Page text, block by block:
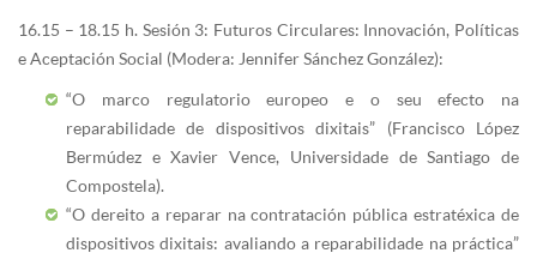
16.15 – 18.15 h. Sesión 3: Futuros Circulares: Innovación, Políticas
e Aceptación Social (Modera: Jennifer Sánchez González):
“O marco regulatorio europeo e o seu efecto na
reparabilidade de dispositivos dixitais” (Francisco López
Bermúdez e Xavier Vence, Universidade de Santiago de
Compostela).
“O dereito a reparar na contratación pública estratéxica de
dispositivos dixitais: avaliando a reparabilidade na práctica”